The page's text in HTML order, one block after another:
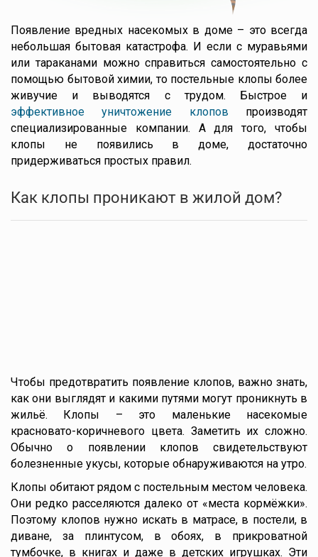
Появление вредных насекомых в доме – это всегда
небольшая бытовая катастрофа. И если с муравьями
или тараканами можно справиться самостоятельно с
помощью бытовой химии, то постельные клопы более
живучие и выводятся с трудом. Быстрое и
эффективное уничтожение клопов производят
специализированные компании. А для того, чтобы
клопы не появились в доме, достаточно
придерживаться простых правил.
Как клопы проникают в жилой дом?
Чтобы предотвратить появление клопов, важно знать,
как они выглядят и какими путями могут проникнуть в
жильё. Клопы – это маленькие насекомые
красновато-коричневого цвета. Заметить их сложно.
Обычно о появлении клопов свидетельствуют
болезненные укусы, которые обнаруживаются на утро.
Клопы обитают рядом с постельным местом человека.
Они редко расселяются далеко от «места кормёжки».
Поэтому клопов нужно искать в матрасе, в постели, в
диване, за плинтусом, в обоях, в прикроватной
тумбочке, в книгах и даже в детских игрушках. Эти